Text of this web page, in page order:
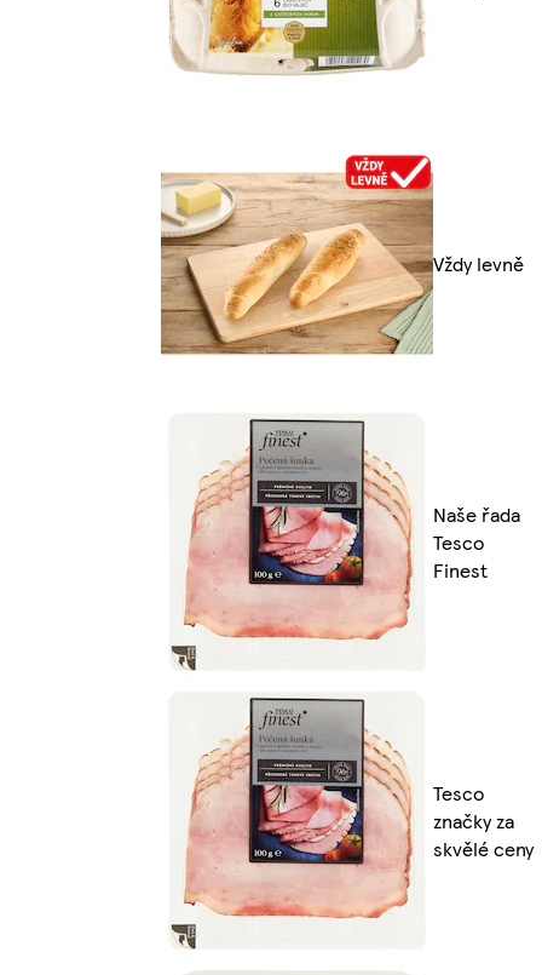
Vždy levně
Naše řada
Tesco
Finest
Tesco
značky za
skvělé ceny